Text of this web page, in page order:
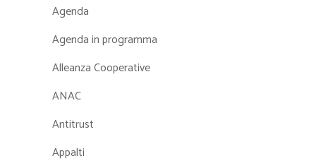
Agenda
Agenda in programma
Alleanza Cooperative
ANAC
Antitrust
Appalti